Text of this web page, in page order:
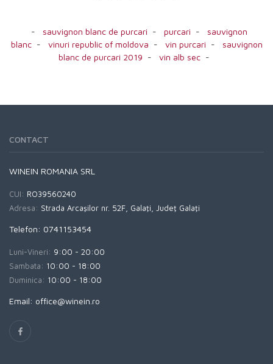
- sauvignon blanc de purcari - purcari - sauvignon
blanc- vinuri republic of moldova - vin purcari - sauvignon
blanc de purcari 2019 - vin alb sec -
CONTACT
WINEIN ROMANIA SRL
CUI: RO39560240
Adresa: Strada Arcaşilor nr. 52F, Galaţi, Judeţ Galaţi
Telefon: 0741153454
Luni-Vineri: 9:00 - 20:00
Sambata: 10:00 - 18:00
Duminica: 10:00 - 18:00
Email: office@winein.ro